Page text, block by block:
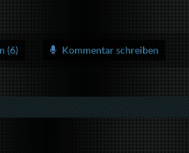
(6) Kommentar schreiben